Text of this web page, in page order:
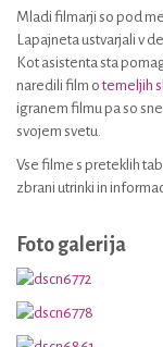
Mladi filmarji so pod
Lapajneta ustvarjali v
Kot asistenta sta
naredili film o temeljih
igranem filmu pa so
svojem svetu.
Vse filme s preteklih
zbrani utrinki in
Foto galerija